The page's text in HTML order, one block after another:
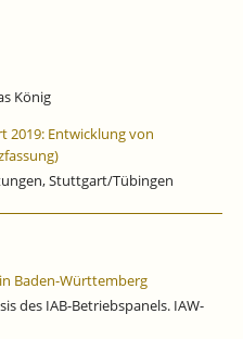
König
2019: Entwicklung von
Stuttgart/Tübingen
Baden-Württemberg
des IAB-Betriebspanels. IAW-